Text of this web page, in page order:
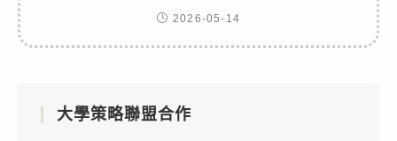
2026-05-14
大學策略聯盟合作